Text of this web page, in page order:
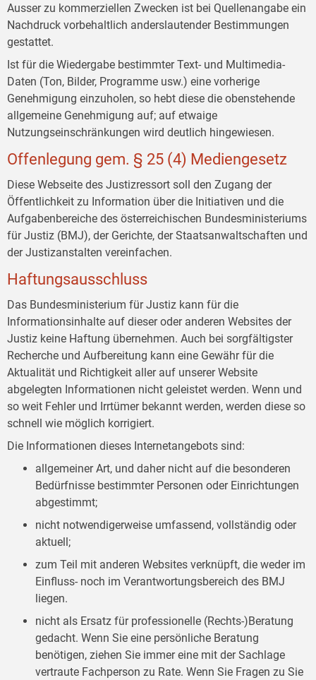
Ausser zu kommerziellen Zwecken ist bei Quellenangabe ein
Nachdruck vorbehaltlich anderslautender Bestimmungen
gestattet.
Ist für die Wiedergabe bestimmter Text- und Multimedia-
Daten (Ton, Bilder, Programme usw.) eine vorherige
Genehmigung einzuholen, so hebt diese die obenstehende
allgemeine Genehmigung auf; auf etwaige
Nutzungseinschränkungen wird deutlich hingewiesen.
Offenlegung gem. § 25 (4) Mediengesetz
Diese Webseite des Justizressort soll den Zugang der
Öffentlichkeit zu Information über die Initiativen und die
Aufgabenbereiche des österreichischen Bundesministeriums
für Justiz (BMJ), der Gerichte, der Staatsanwaltschaften und
der Justizanstalten vereinfachen.
Haftungsausschluss
Das Bundesministerium für Justiz kann für die
Informationsinhalte auf dieser oder anderen Websites der
Justiz keine Haftung übernehmen. Auch bei sorgfältigster
Recherche und Aufbereitung kann eine Gewähr für die
Aktualität und Richtigkeit aller auf unserer Website
abgelegten Informationen nicht geleistet werden. Wenn und
so weit Fehler und Irrtümer bekannt werden, werden diese so
schnell wie möglich korrigiert.
Die Informationen dieses Internetangebots sind:
allgemeiner Art, und daher nicht auf die besonderen
Bedürfnisse bestimmter Personen oder Einrichtungen
abgestimmt;
nicht notwendigerweise umfassend, vollständig oder
aktuell;
zum Teil mit anderen Websites verknüpft, die weder im
Einfluss- noch im Verantwortungsbereich des BMJ
liegen.
nicht als Ersatz für professionelle (Rechts-)Beratung
gedacht. Wenn Sie eine persönliche Beratung
benötigen, ziehen Sie immer eine mit der Sachlage
vertraute Fachperson zu Rate. Wenn Sie Fragen zu Sie